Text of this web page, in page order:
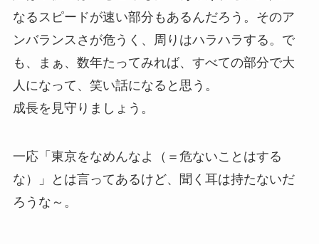
なるスピードが速い部分もあるんだろう。そのア
ンバランスさが危うく、周りはハラハラする。で
も、まぁ、数年たってみれば、すべての部分で大
人になって、笑い話になると思う。
成長を見守りましょう。
一応「東京をなめんなよ（＝危ないことはする
な）」とは言ってあるけど、聞く耳は持たないだ
ろうな～。